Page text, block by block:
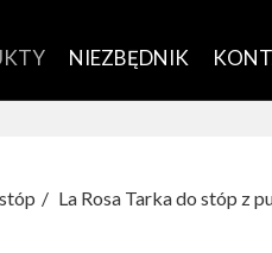
NIEZBĘDNIK
La Rosa Tarka do stóp z